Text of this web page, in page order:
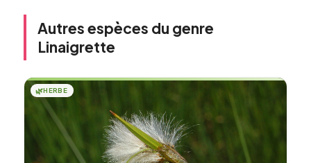
Autres espèces du genre
Linaigrette
🌿HERBE